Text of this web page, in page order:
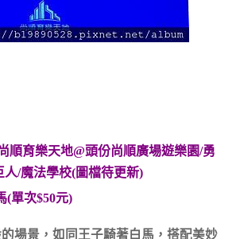
(單次$50元)
場景，如同王子騎著白馬，搭配美妙